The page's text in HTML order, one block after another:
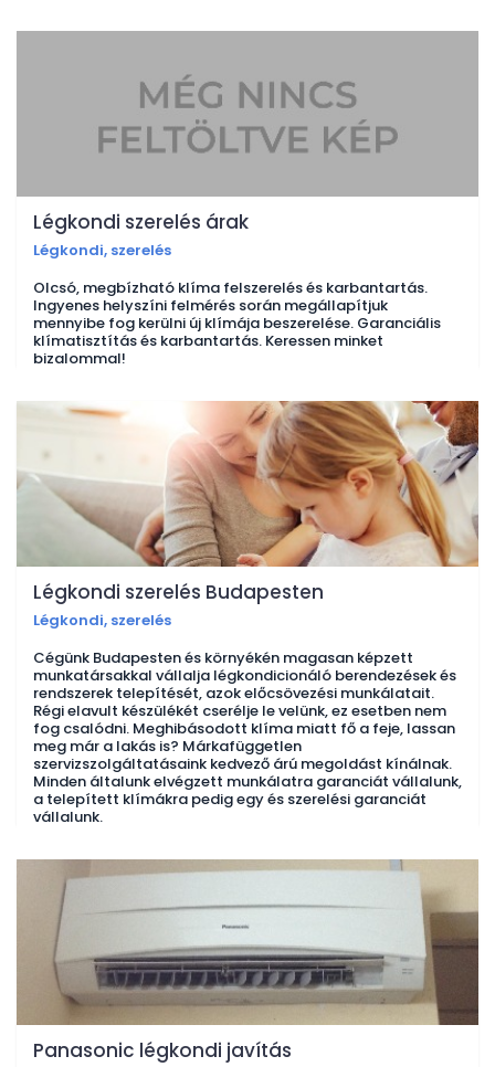
Légkondi szerelés árak
Légkondi, szerelés
Olcsó, megbízható klíma felszerelés és karbantartás.
Ingyenes helyszíni felmérés során megállapítjuk
mennyibe fog kerülni új klímája beszerelése. Garanciális
klímatisztítás és karbantartás. Keressen minket
bizalommal!
Légkondi szerelés Budapesten
Légkondi, szerelés
Cégünk Budapesten és környékén magasan képzett
munkatársakkal vállalja légkondicionáló berendezések és
rendszerek telepítését, azok előcsövezési munkálatait.
Régi elavult készülékét cserélje le velünk, ez esetben nem
fog csalódni. Meghibásodott klíma miatt fő a feje, lassan
meg már a lakás is? Márkafüggetlen
szervizszolgáltatásaink kedvező árú megoldást kínálnak.
Minden általunk elvégzett munkálatra garanciát vállalunk,
a telepített klímákra pedig egy és szerelési garanciát
vállalunk.
Panasonic légkondi javítás